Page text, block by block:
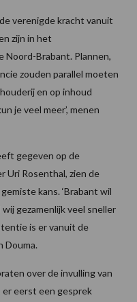
verenigde kracht vanuit
zijn in het
Noord-Brabant. Plannen,
zouden parallel moeten
en op inhoud
je veel meer’, menen
gegeven op de
Uri Rosenthal, zien de
kans. ‘Brabant wil
gezamenlijk veel sneller
is er vanuit de
Douma.
over de invulling van
er eerst een gesprek